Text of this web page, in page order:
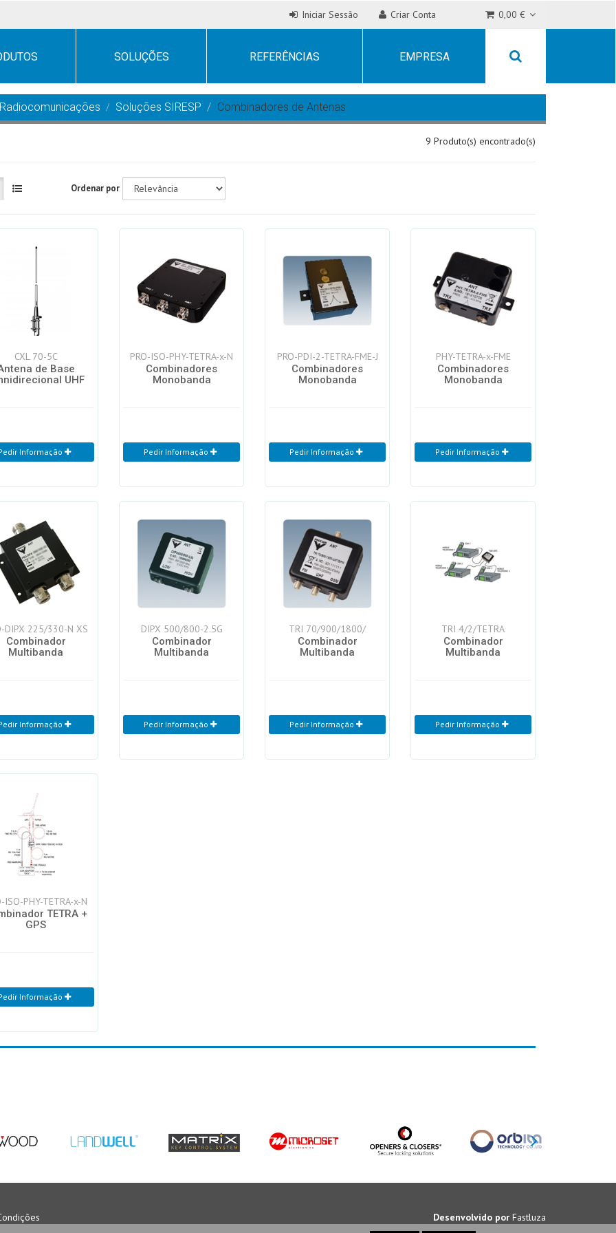
Iniciar Sessão Criar Conta 0,00 €
SOLUÇÕES REFERÊNCIAS EMPRESA
Radiocomunicações Soluções SIRESP Combinadores de Antenas
9 Produto(s) encontrado(s)
Ordenar por
CXL 70-5C
de Base
UHF
Informação
PRO-ISO-PHY-TETRA-x-N
Combinadores
Monobanda
Pedir Informação
PRO-PDI-2-TETRA-FME-J
Combinadores
Monobanda
Pedir Informação
PHY-TETRA-x-FME
Combinadores
Monobanda
Pedir Informação
DIPX 225/330-N XS
Combinador
Multibanda
Informação
DIPX 500/800-2.5G
Combinador
Multibanda
Pedir Informação
TRI 70/900/1800/
Combinador
Multibanda
Pedir Informação
TRI 4/2/TETRA
Combinador
Multibanda
Pedir Informação
ISO-PHY-TETRA-x-N
TETRA +
GPS
Informação
Desenvolvido por Fastluza